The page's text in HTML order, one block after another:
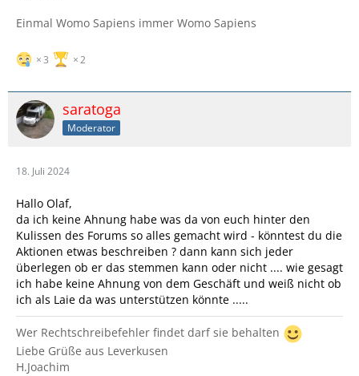
Einmal Womo Sapiens immer Womo Sapiens
3 2
saratoga
Moderator
18. Juli 2024
Hallo Olaf,
da ich keine Ahnung habe was da von euch hinter den
Kulissen des Forums so alles gemacht wird - könntest du die
Aktionen etwas beschreiben ? dann kann sich jeder
überlegen ob er das stemmen kann oder nicht .... wie gesagt
ich habe keine Ahnung von dem Geschäft und weiß nicht ob
ich als Laie da was unterstützen könnte .....
Wer Rechtschreibefehler findet darf sie behalten
Liebe Grüße aus Leverkusen
H.Joachim